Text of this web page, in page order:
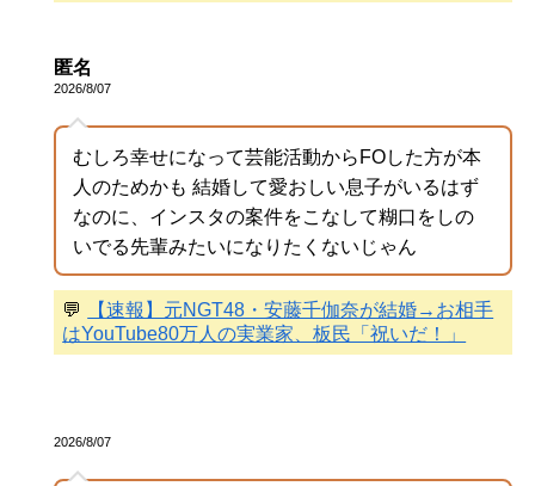
匿名
2026/8/07
むしろ幸せになって芸能活動からFOした方が本
人のためかも 結婚して愛おしい息子がいるはず
なのに、インスタの案件をこなして糊口をしの
いでる先輩みたいになりたくないじゃん
💬
【速報】元NGT48・安藤千伽奈が結婚→お相手
はYouTube80万人の実業家、板民「祝いだ！」
2026/8/07